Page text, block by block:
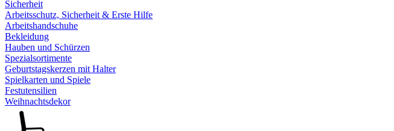
Sicherheit
Arbeitsschutz, Sicherheit & Erste Hilfe
Arbeitshandschuhe
Bekleidung
Hauben und Schürzen
Spezialsortimente
Geburtstagskerzen mit Halter
Spielkarten und Spiele
Festutensilien
Weihnachtsdekor